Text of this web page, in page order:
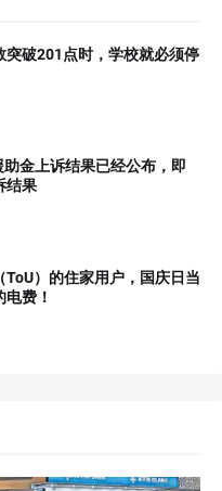
突破201点时，学校就必须停
金上诉结果已经公布，即
结果
ToU）的住家用户，国庆日当
费！